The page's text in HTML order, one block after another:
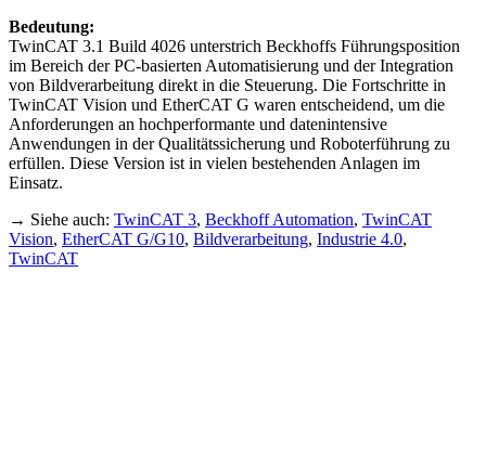
Bedeutung:
TwinCAT 3.1 Build 4026 unterstrich Beckhoffs Führungsposition
im Bereich der PC-basierten Automatisierung und der Integration
von Bildverarbeitung direkt in die Steuerung. Die Fortschritte in
TwinCAT Vision und EtherCAT G waren entscheidend, um die
Anforderungen an hochperformante und datenintensive
Anwendungen in der Qualitätssicherung und Roboterführung zu
erfüllen. Diese Version ist in vielen bestehenden Anlagen im
Einsatz.
→ Siehe auch: TwinCAT 3, Beckhoff Automation, TwinCAT
Vision, EtherCAT G/G10, Bildverarbeitung, Industrie 4.0,
TwinCAT